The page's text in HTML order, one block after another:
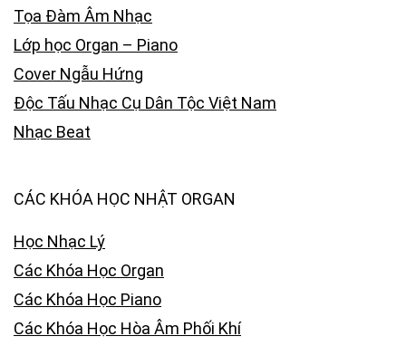
Tọa Đàm Âm Nhạc
Lớp học Organ – Piano
Cover Ngẫu Hứng
Độc Tấu Nhạc Cụ Dân Tộc Việt Nam
Nhạc Beat
CÁC KHÓA HỌC NHẬT ORGAN
Học Nhạc Lý
Các Khóa Học Organ
Các Khóa Học Piano
Các Khóa Học Hòa Âm Phối Khí